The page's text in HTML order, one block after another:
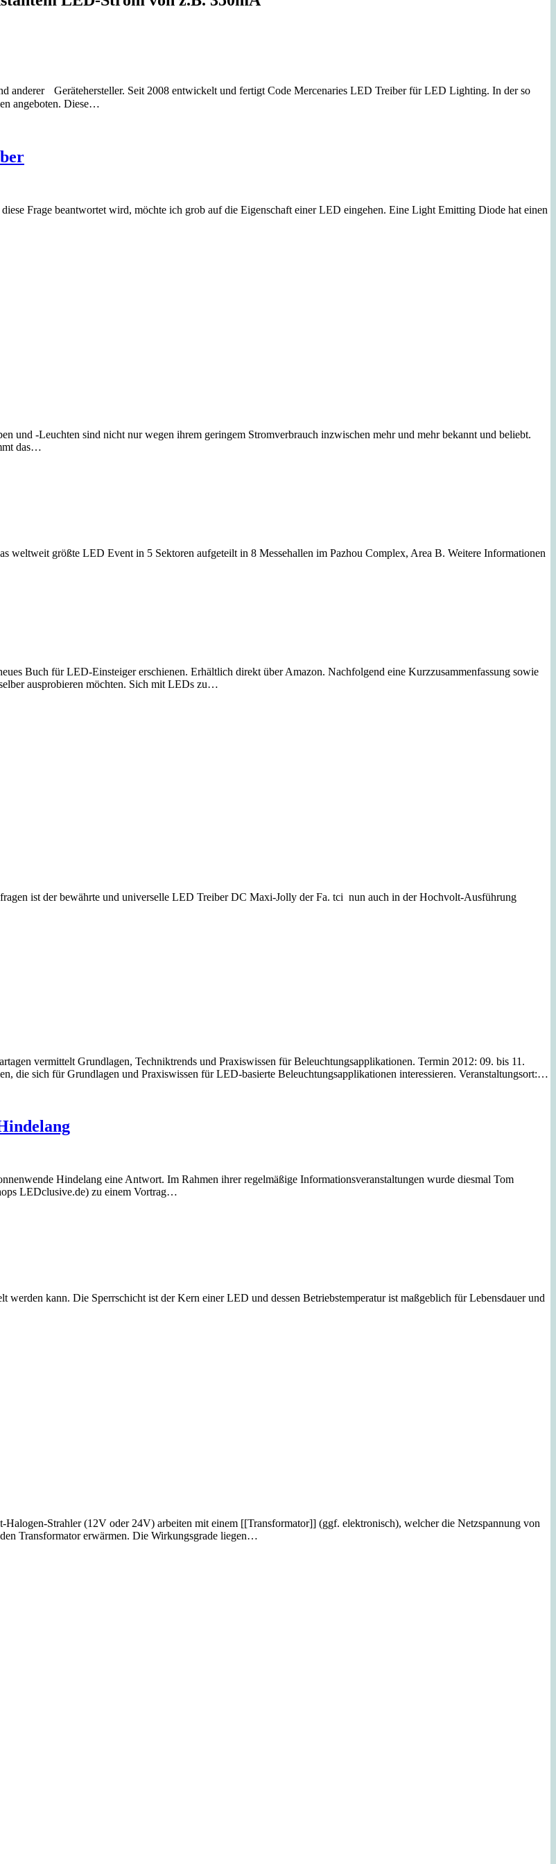
anderer Gerätehersteller. Seit 2008 entwickelt und fertigt Code Mercenaries LED Treiber für LED Lighting. In der so
angeboten. Diese…
Frage beantwortet wird, möchte ich grob auf die Eigenschaft einer LED eingehen. Eine Light Emitting Diode hat einen
und -Leuchten sind nicht nur wegen ihrem geringem Stromverbrauch inzwischen mehr und mehr bekannt und beliebt.
das…
größte LED Event in 5 Sektoren aufgeteilt in 8 Messehallen im Pazhou Complex, Area B. Weitere Informationen
Buch für LED-Einsteiger erschienen. Erhältlich direkt über Amazon. Nachfolgend eine Kurzzusammenfassung sowie
ausprobieren möchten. Sich mit LEDs zu…
ist der bewährte und universelle LED Treiber DC Maxi-Jolly der Fa. tci nun auch in der Hochvolt-Ausführung
vermittelt Grundlagen, Techniktrends und Praxiswissen für Beleuchtungsapplikationen. Termin 2012: 09. bis 11.
die sich für Grundlagen und Praxiswissen für LED-basierte Beleuchtungsapplikationen interessieren. Veranstaltungsort:…
Hindelang eine Antwort. Im Rahmen ihrer regelmäßige Informationsveranstaltungen wurde diesmal Tom
LEDclusive.de) zu einem Vortrag…
kann. Die Sperrschicht ist der Kern einer LED und dessen Betriebstemperatur ist maßgeblich für Lebensdauer und
Strahler (12V oder 24V) arbeiten mit einem [[Transformator]] (ggf. elektronisch), welcher die Netzspannung von
Transformator erwärmen. Die Wirkungsgrade liegen…